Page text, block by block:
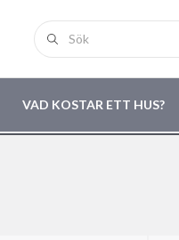
VAD KOSTAR ETT HUS?